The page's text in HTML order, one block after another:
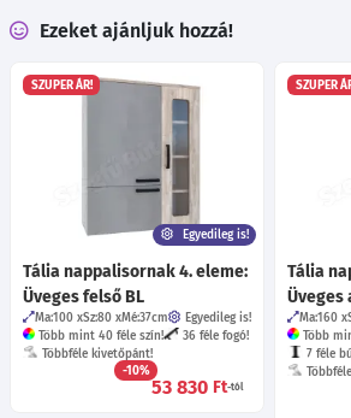
Ezeket ajánljuk hozzá!
SZUPER ÁR!
Egyedileg is!
Tália nappalisornak 4. eleme:
Üveges felső BL
Ma:100 Sz:80 Mé:37cm
Egyedileg is!
Több mint 40 féle szín!
36 féle fogó!
Többféle kivetőpánt!
-10%
53 830 Ft-tól
SZUPER
Tália
Üveges
Ma:160
Több
7 féle